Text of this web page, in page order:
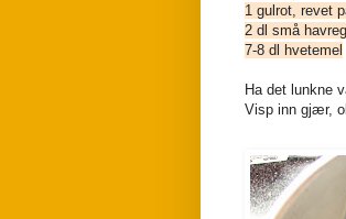
1 gulrot, revet
2 dl små
7-8 dl hvetemel
Ha det lunkne
Visp inn gjær,